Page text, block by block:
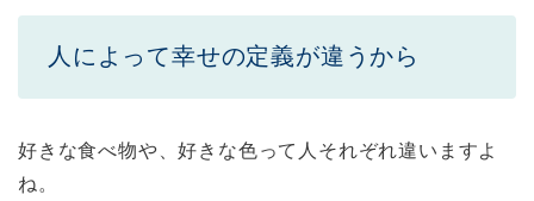
人によって幸せの定義が違うから
好きな食べ物や、好きな色って人それぞれ違いますよ
ね。